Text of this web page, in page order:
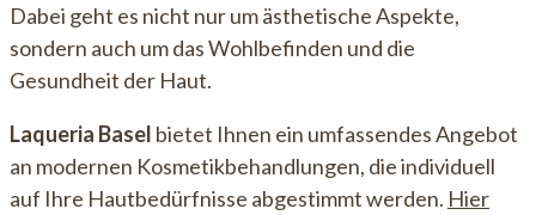
Dabei geht es nicht nur um ästhetische Aspekte,
sondern auch um das Wohlbefinden und die
Gesundheit der Haut.
Laqueria Basel bietet Ihnen ein umfassendes Angebot
an modernen Kosmetikbehandlungen, die individuell
auf Ihre Hautbedürfnisse abgestimmt werden. Hier